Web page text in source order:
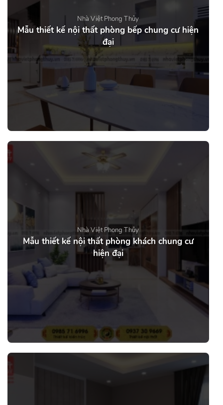
Nhà Việt Phong Thủy
Mẫu thiết kế nội thất phòng bếp chung cư hiện
đại
Nhà Việt Phong Thủy
Mẫu thiết kế nội thất phòng khách chung cư
hiện đại